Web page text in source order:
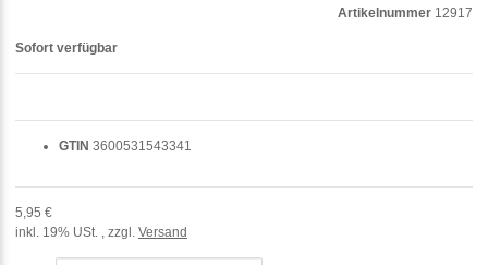
Artikelnummer 12917
GTIN 3600531543341
5,95 €
inkl. 19% USt. , zzgl. Versand
Sofort verfügbar